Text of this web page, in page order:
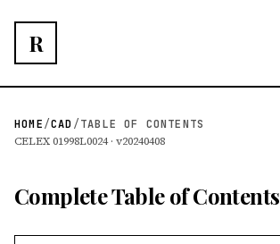
R
HOME/CAD/TABLE OF CONTENTS
CELEX 01998L0024 · v20240408
Complete Table of Contents